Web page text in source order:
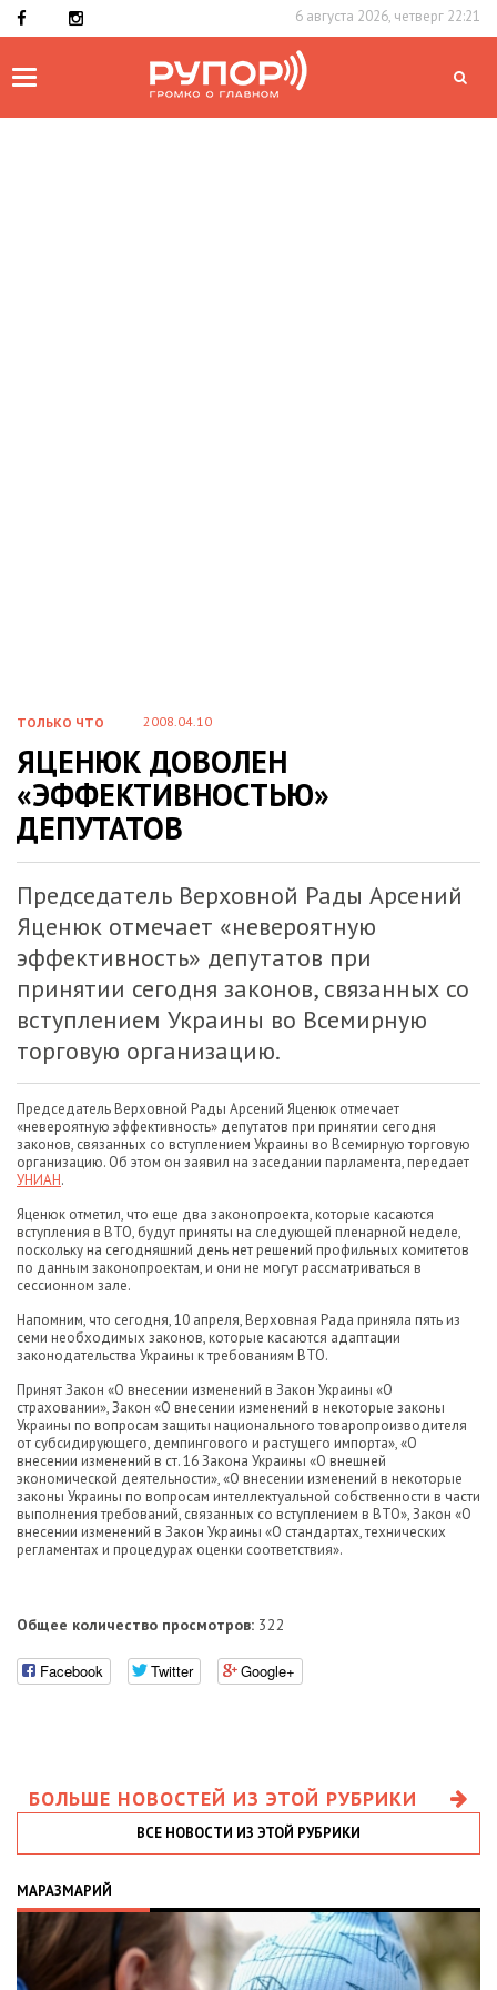
6 августа 2026, четверг 22:21
Toggle
ТОЛЬКО ЧТО 2008.04.10
ЯЦЕНЮК ДОВОЛЕН
«ЭФФЕКТИВНОСТЬЮ»
ДЕПУТАТОВ
Председатель Верховной Рады Арсений
Яценюк отмечает «невероятную
эффективность» депутатов при
принятии сегодня законов, связанных со
вступлением Украины во Всемирную
торговую организацию.
Председатель Верховной Рады Арсений Яценюк отмечает
«невероятную эффективность» депутатов при принятии сегодня
законов, связанных со вступлением Украины во Всемирную торговую
организацию. Об этом он заявил на заседании парламента, передает
УНИАН.
Яценюк отметил, что еще два законопроекта, которые касаются
вступления в ВТО, будут приняты на следующей пленарной неделе,
поскольку на сегодняшний день нет решений профильных комитетов
по данным законопроектам, и они не могут рассматриваться в
сессионном зале.
Напомним, что сегодня, 10 апреля, Верховная Рада приняла пять из
семи необходимых законов, которые касаются адаптации
законодательства Украины к требованиям ВТО.
Принят Закон «О внесении изменений в Закон Украины «О
страховании», Закон «О внесении изменений в некоторые законы
Украины по вопросам защиты национального товаропроизводителя
от субсидирующего, демпингового и растущего импорта», «О
внесении изменений в ст. 16 Закона Украины «О внешней
экономической деятельности», «О внесении изменений в некоторые
законы Украины по вопросам интеллектуальной собственности в части
выполнения требований, связанных со вступлением в ВТО», Закон «О
внесении изменений в Закон Украины «О стандартах, технических
регламентах и процедурах оценки соответствия».
Общее количество просмотров: 322
Facebook Twitter Google+
БОЛЬШЕ НОВОСТЕЙ ИЗ ЭТОЙ РУБРИКИ
ВСЕ НОВОСТИ ИЗ ЭТОЙ РУБРИКИ
МАРАЗМАРИЙ